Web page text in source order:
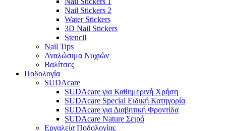
Nail Stickers 2
Water Stickers
3D Nail Stickers
Stencil
Nail Tips
Αναλώσιμα Νυχιών
Βαλίτσες
Ποδολογία
SUDAcare
SUDAcare για Καθημερινή Χρήση
SUDAcare Special Ειδική Κατηγορία
SUDAcare για Διαβητική Φροντίδα
SUDAcare Nature Σειρά
Εργαλεία Ποδολογίας